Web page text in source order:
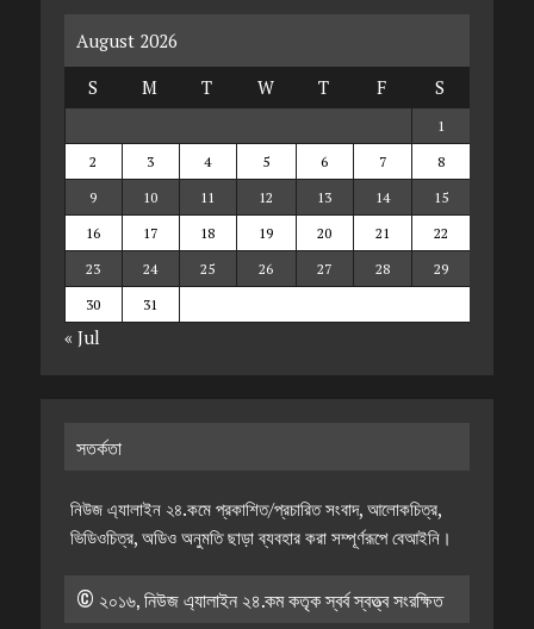
August 2026
S
M T W T F S
1
2
3 4 5 6 7
8
9
10 11 12 13 14
15
16
17 18 19 20 21
22
23
24 25 26 27 28
29
30
31
« Jul
সতর্কতা
নিউজ এ্যালাইন ২৪.কমে প্রকাশিত/প্রচারিত সংবাদ, আলোকচিত্র,
ভিডিওচিত্র, অডিও অনুমতি ছাড়া ব্যবহার করা সম্পূর্ণরূপে বেআইনি।
© ২০১৬, নিউজ এ্যালাইন ২৪.কম কতৃক স্বর্ব স্বত্ত্ব সংরক্ষিত